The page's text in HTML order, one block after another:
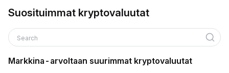
Suosituimmat kryptovaluutat
Search
Markkina-arvoltaan suurimmat kryptovaluutat